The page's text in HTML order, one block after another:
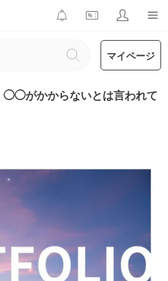
マイページ
◯◯がかからないとは言われて